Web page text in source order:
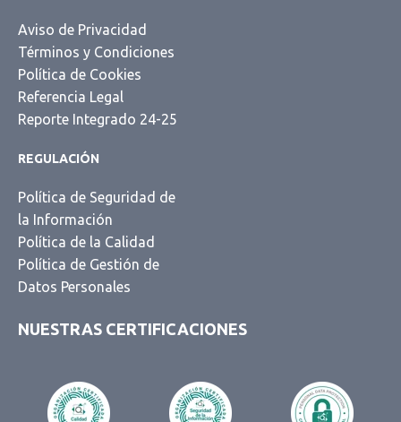
Aviso de Privacidad
Términos y Condiciones
Política de Cookies
Referencia Legal
Reporte Integrado 24-25
REGULACIÓN
Política de Seguridad de
la Información
Política de la Calidad
Política de Gestión de
Datos Personales
NUESTRAS CERTIFICACIONES